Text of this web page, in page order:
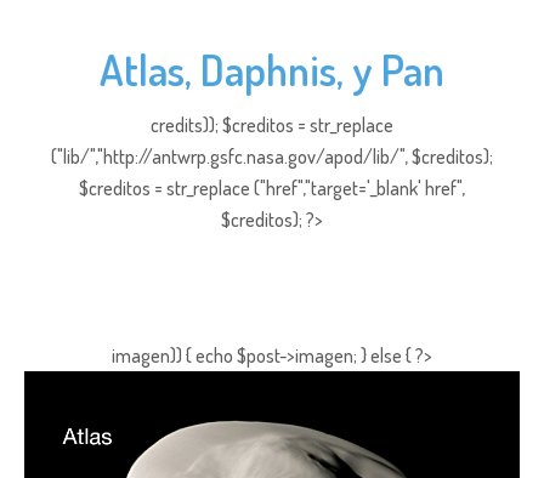
Atlas, Daphnis, y Pan
credits)); $creditos = str_replace
("lib/","http://antwrp.gsfc.nasa.gov/apod/lib/", $creditos);
$creditos = str_replace ("href","target='_blank' href",
$creditos); ?>
imagen)) { echo $post->imagen; } else { ?>